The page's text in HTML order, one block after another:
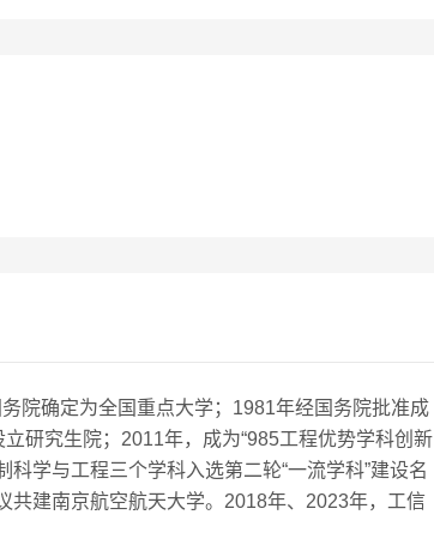
院确定为全国重点大学；1981年经国务院批准成
研究生院；2011年，成为“985工程优势学科创新
学与工程三个学科入选第二轮“一流学科”建设名
共建南京航空航天大学。2018年、2023年，工信